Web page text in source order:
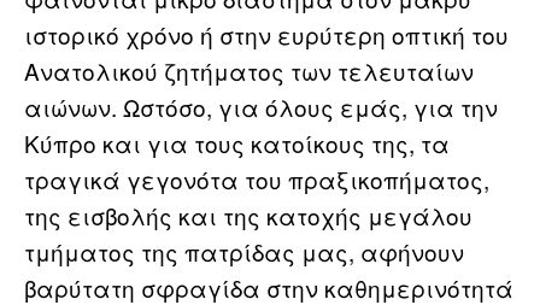
ιστορικό χρόνο ή στην ευρύτερη οπτική του
Ανατολικού ζητήματος των τελευταίων
αιώνων. Ωστόσο, για όλους εμάς, για την
Κύπρο και για τους κατοίκους της, τα
τραγικά γεγονότα του πραξικοπήματος,
της εισβολής και της κατοχής μεγάλου
τμήματος της πατρίδας μας, αφήνουν
βαρύτατη σφραγίδα στην καθημερινότητά